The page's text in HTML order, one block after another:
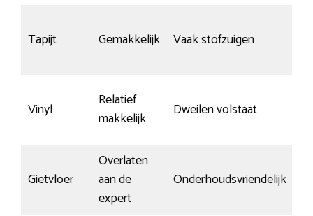
Tapijt Gemakkelijk Vaak stofzuigen
Vinyl
Relatief
makkelijk
Dweilen volstaat
Gietvloer
Overlaten
aan de
expert
Onderhoudsvriendelijk